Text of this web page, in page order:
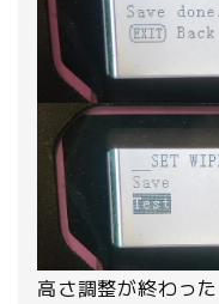
高さ調整が終わっ